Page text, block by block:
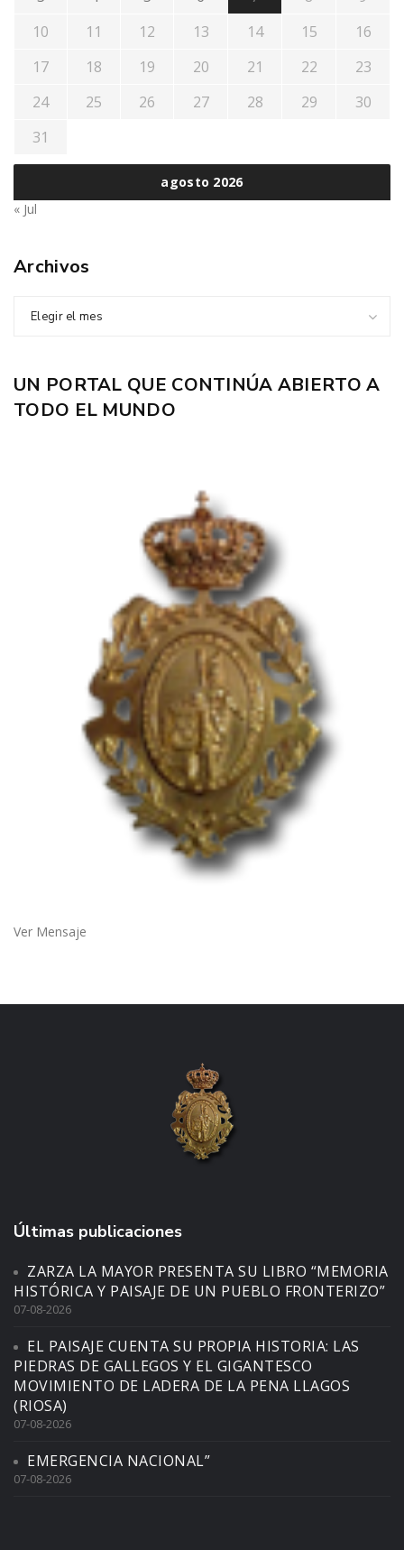
agosto 2026
10
11 12 13 14 15
16
17
18 19 20 21 22
23
24
25 26 27 28 29
30
31
« Jul
Archivos
Elegir el mes
UN PORTAL QUE CONTINÚA ABIERTO A
TODO EL MUNDO
Ver Mensaje
Últimas publicaciones
ZARZA LA MAYOR PRESENTA SU LIBRO “MEMORIA
HISTÓRICA Y PAISAJE DE UN PUEBLO FRONTERIZO”
07-08-2026
EL PAISAJE CUENTA SU PROPIA HISTORIA: LAS
PIEDRAS DE GALLEGOS Y EL GIGANTESCO
MOVIMIENTO DE LADERA DE LA PENA LLAGOS
(RIOSA)
07-08-2026
EMERGENCIA NACIONAL”
07-08-2026